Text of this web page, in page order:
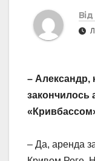
Від
– Александр,
закончилось
– Да, аренда